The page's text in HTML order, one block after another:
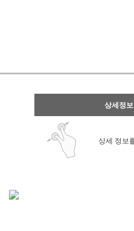
상세정
상세 정보